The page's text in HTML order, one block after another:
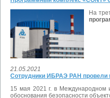
На
21.05.2021
Сотрудники ИБРАЭ РАН провели
15 мая 2021 г. в Международном
обоснования безопасности